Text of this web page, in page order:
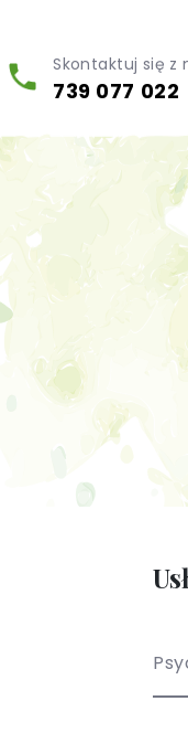
Skontaktuj się z
739 077 022
(testy
(PL / EN)